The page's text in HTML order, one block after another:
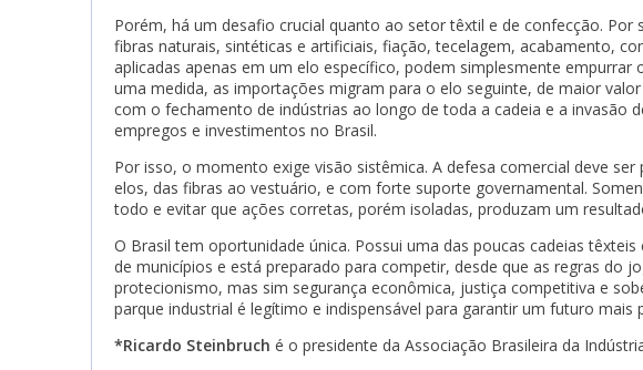
Porém, há um desafio crucial quanto ao setor têxtil e de confecção.
fibras naturais, sintéticas e artificiais, fiação, tecelagem, acabamento,
aplicadas apenas em um elo específico, podem simplesmente
uma medida, as importações migram para o elo seguinte, de maior
com o fechamento de indústrias ao longo de toda a cadeia e a invasão
empregos e investimentos no Brasil.
Por isso, o momento exige visão sistêmica. A defesa comercial deve
elos, das fibras ao vestuário, e com forte suporte governamental.
todo e evitar que ações corretas, porém isoladas, produzam um
O Brasil tem oportunidade única. Possui uma das poucas cadeias
de municípios e está preparado para competir, desde que as regras do
protecionismo, mas sim segurança econômica, justiça competitiva e
parque industrial é legítimo e indispensável para garantir um futuro mais
*Ricardo Steinbruch é o presidente da Associação Brasileira da